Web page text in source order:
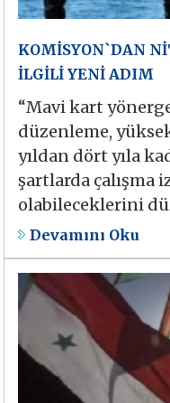
KOMİSYON`DAN
İLGİLİ YENİ ADIM
“Mavi kart
düzenleme,
yıldan dört yıla
şartlarda çalışma
olabileceklerini
Devamını Oku